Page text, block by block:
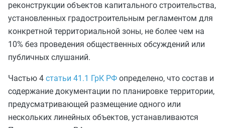
реконструкции объектов капитального строительства,
установленных градостроительным регламентом для
конкретной территориальной зоны, не более чем на
10% без проведения общественных обсуждений или
публичных слушаний.
Частью 4 статьи 41.1 ГрК РФ определено, что состав и
содержание документации по планировке территории,
предусматривающей размещение одного или
нескольких линейных объектов, устанавливаются